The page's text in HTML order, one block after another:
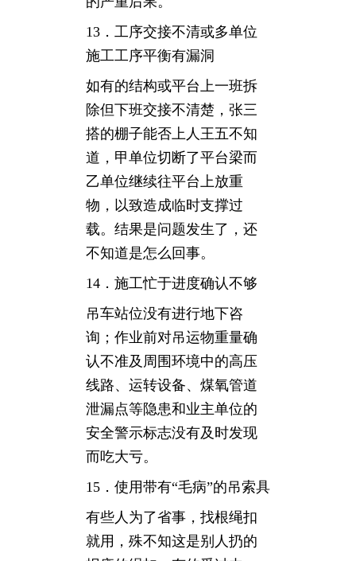
13．工序交接不清或多单位
施工工序平衡有漏洞
如有的结构或平台上一班拆
除但下班交接不清楚，张三
搭的棚子能否上人王五不知
道，甲单位切断了平台梁而
乙单位继续往平台上放重
物，以致造成临时支撑过
载。结果是问题发生了，还
不知道是怎么回事。
14．施工忙于进度确认不够
吊车站位没有进行地下咨
询；作业前对吊运物重量确
认不准及周围环境中的高压
线路、运转设备、煤氧管道
泄漏点等隐患和业主单位的
安全警示标志没有及时发现
而吃大亏。
15．使用带有“毛病”的吊索具
有些人为了省事，找根绳扣
就用，殊不知这是别人扔的